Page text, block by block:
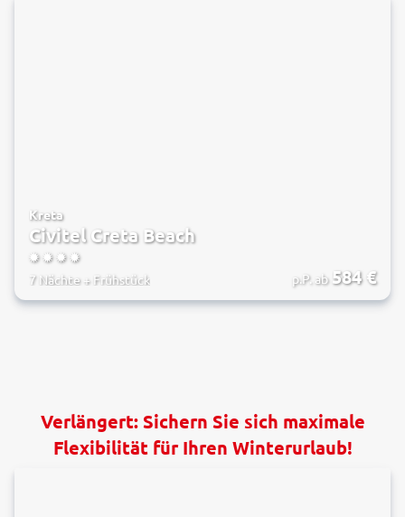
Kreta
Civitel Creta Beach
7 Nächte+ Frühstück p.P. ab 584€
Verlängert: Sichern Sie sich maximale
Flexibilität für Ihren Winterurlaub!